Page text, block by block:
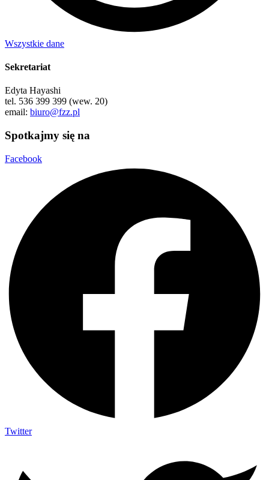
Wszystkie dane
Sekretariat
Edyta Hayashi
tel. 536 399 399 (wew. 20)
email: biuro@fzz.pl
Spotkajmy się na
Facebook
Twitter